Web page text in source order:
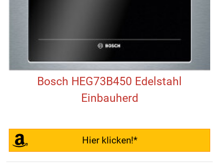
Bosch HEG73B450 Edelstahl
Einbauherd
Hier klicken!*